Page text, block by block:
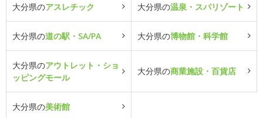
大分県のアスレチック 大分県の温泉・スパリゾート
大分県の道の駅・SA/PA 大分県の博物館・科学館
大分県のアウトレット・ショ
ッピングモール
大分県の商業施設・百貨店
大分県の美術館